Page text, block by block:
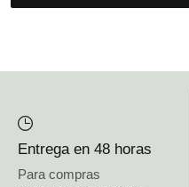
Entrega en 48 horas
Para compras